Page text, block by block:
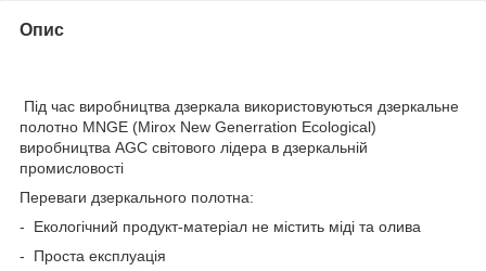
Опис
Під час виробництва дзеркала використовуються дзеркальне
полотно MNGE (Mirox New Generration Ecological)
виробництва AGC світового лідера в дзеркальній
промисловості
Переваги дзеркального полотна:
- Екологічний продукт-матеріал не містить міді та олива
- Проста експлуація